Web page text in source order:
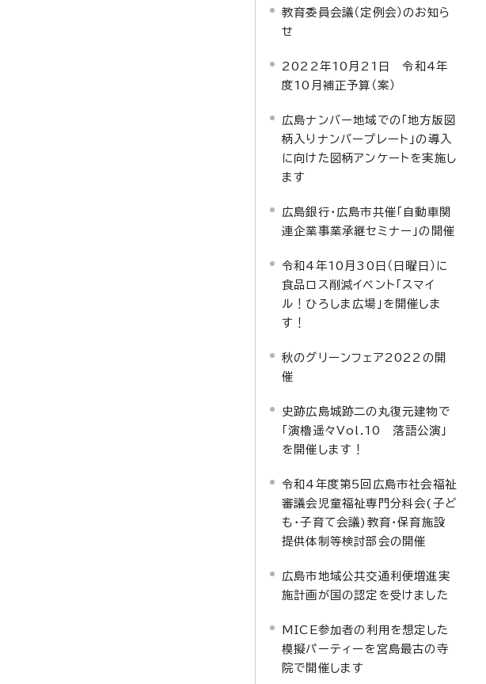
教育委員会議（定例会）のお知ら
せ
2022年10月21日 令和4年
度10月補正予算（案）
広島ナンバー地域での「地方版図
柄入りナンバープレート」の導入
に向けた図柄アンケートを実施し
ます
広島銀行・広島市共催「自動車関
連企業事業承継セミナー」の開催
令和4年10月30日（日曜日）に
食品ロス削減イベント「スマイ
ル！ひろしま広場」を開催しま
す！
秋のグリーンフェア2022の開
催
史跡広島城跡二の丸復元建物で
「演櫓遥々Vol.10 落語公演」
を開催します！
令和4年度第5回広島市社会福祉
審議会児童福祉専門分科会(子ど
も・子育て会議)教育・保育施設
提供体制等検討部会の開催
広島市地域公共交通利便増進実
施計画が国の認定を受けました
MICE参加者の利用を想定した
模擬パーティーを宮島最古の寺
院で開催します